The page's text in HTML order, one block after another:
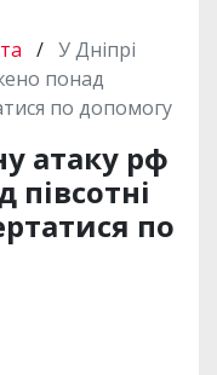
/ У Дніпрі
понад
по допомогу
атаку рф
по